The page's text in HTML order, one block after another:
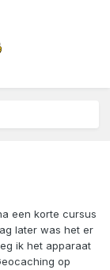
een korte cursus
later was het er
ik het apparaat
op